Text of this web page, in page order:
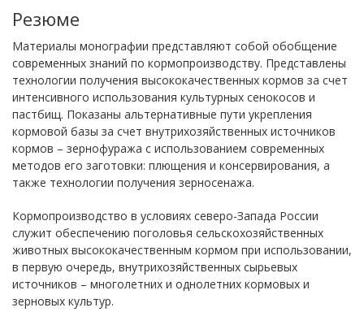
Резюме
Материалы монографии представляют собой обобщение
современных знаний по кормопроизводству. Представлены
технологии получения высококачественных кормов за счет
интенсивного использования культурных сенокосов и
пастбищ. Показаны альтернативные пути укрепления
кормовой базы за счет внутрихозяйственных источников
кормов – зернофуража с использованием современных
методов его заготовки: плющения и консервирования, а
также технологии получения зерносенажа.
Кормопроизводство в условиях северо-Запада России
служит обеспечению поголовья сельскохозяйственных
животных высококачественным кормом при использовании,
в первую очередь, внутрихозяйственных сырьевых
источников – многолетних и однолетних кормовых и
зерновых культур.